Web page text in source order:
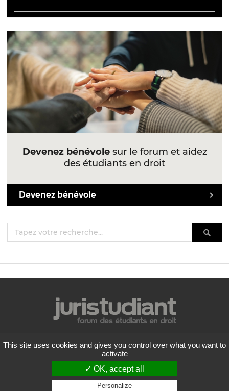
Devenez bénévolesur le forum et aidez
des étudiants en droit
Devenez bénévole
Mentions légales
Politique de confidentialité
Conditions générales d'utilisation
Liste des forums
Contactez-nous
This site uses cookies and gives you control over what you want to
activate
✓ OK, accept all
Personalize